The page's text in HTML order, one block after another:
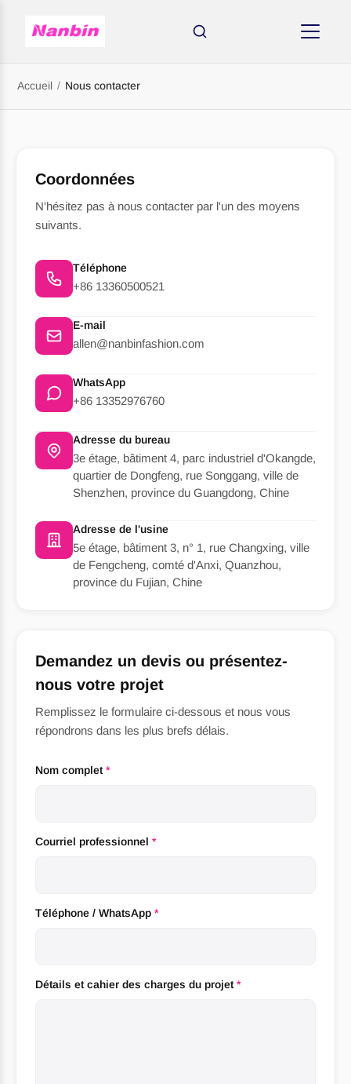
Accueil / Nous contacter
Coordonnées
N'hésitez pas à nous contacter par l'un des moyens
suivants.
Téléphone
+86 13360500521
E-mail
allen@nanbinfashion.com
WhatsApp
+86 13352976760
Adresse du bureau
3e étage, bâtiment 4, parc industriel d'Okangde,
quartier de Dongfeng, rue Songgang, ville de
Shenzhen, province du Guangdong, Chine
Adresse de l'usine
5e étage, bâtiment 3, n° 1, rue Changxing, ville
de Fengcheng, comté d'Anxi, Quanzhou,
province du Fujian, Chine
Demandez un devis ou présentez-
nous votre projet
Remplissez le formulaire ci-dessous et nous vous
répondrons dans les plus brefs délais.
Nom complet*
Courriel professionnel *
Téléphone / WhatsApp *
/
Détails et cahier des charges du projet*